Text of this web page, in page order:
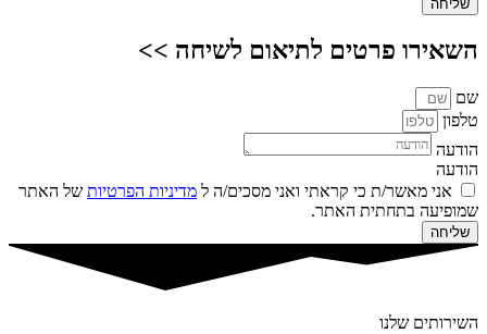
שליחה
השאירו פרטים לתיאום לשיחה >>
שם
טלפון
הודעה
הודעה
אני מאשר/ת כי קראתי ואני מסכים/ה ל מדיניות הפרטיות של האתר
שמופיעה בתחתית האתר.
שליחה
השירותים שלנו